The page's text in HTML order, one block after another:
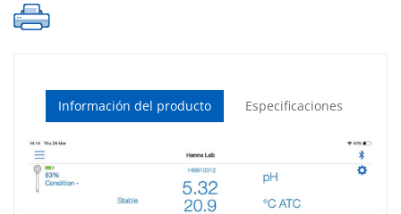
Información del producto Especificaciones